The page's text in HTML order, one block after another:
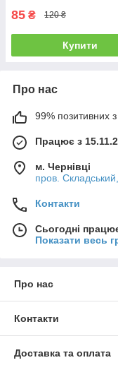
85 ₴ 120 ₴
Купити
Про нас
99% позитивних з
Працює з
м. Чернівці
пров.
Контакти
Сьогодні
Показати весь
Про нас
Контакти
Доставка та оплата